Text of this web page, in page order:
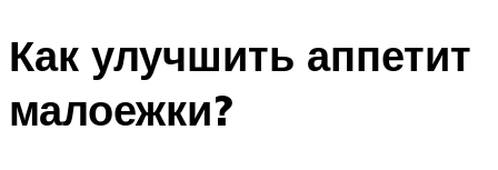
Как улучшить аппетит
малоежки?